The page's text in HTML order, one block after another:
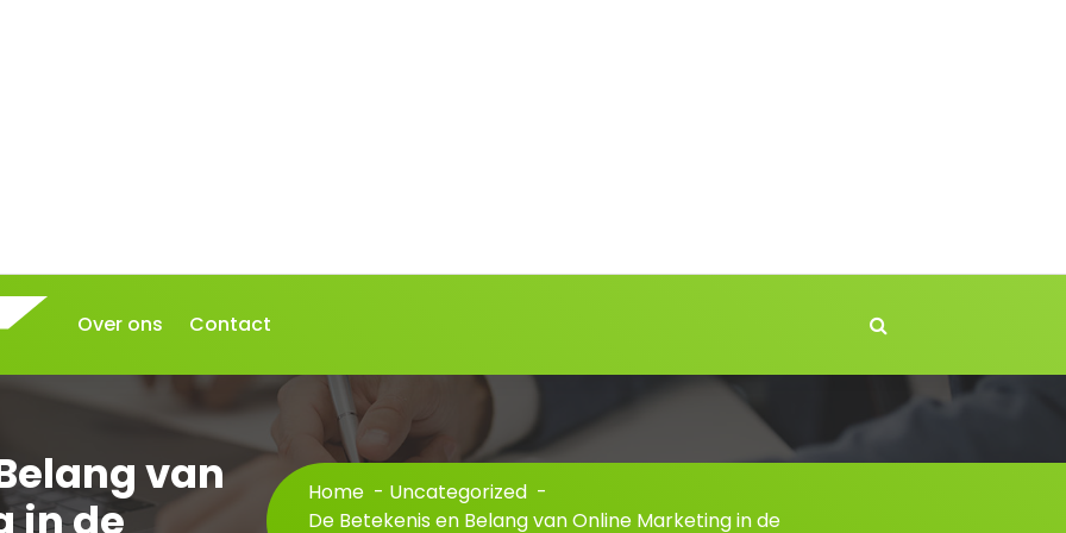
Over ons Contact
van
in de
Home - Uncategorized -
De Betekenis en Belang van Online Marketing in de